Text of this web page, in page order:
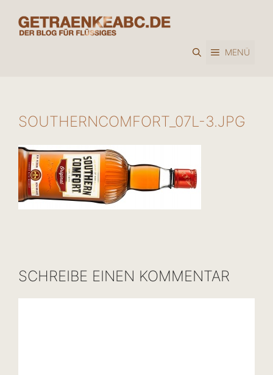
Inhalt
springen
MENÜ
SOUTHERNCOMFORT_07L-3.JPG
SCHREIBE EINEN KOMMENTAR